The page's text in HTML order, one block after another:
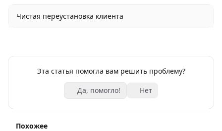
Чистая переустановка клиента
Эта статья помогла вам решить проблему?
Да, помогло! Нет
Похожее